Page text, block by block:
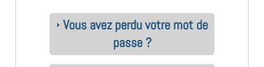
Vous avez perdu votre mot de
passe ?